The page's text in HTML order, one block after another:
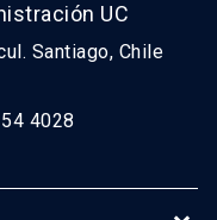
UC
Santiago, Chile
4028